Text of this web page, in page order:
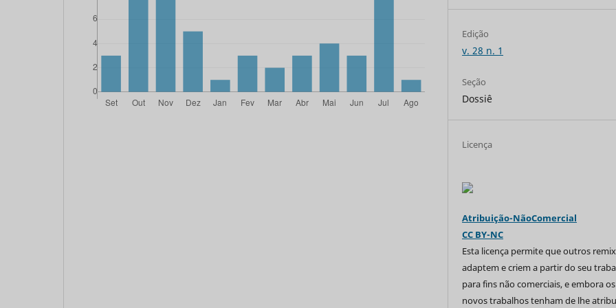
Edição
v. 28 n. 1
Seção
Dossiê
Licença
Atribuição-NãoComercial
CC BY-NC
Esta licença permite que outros
adaptem e criem a partir do seu
para fins não comerciais, e embora os
novos trabalhos tenham de lhe